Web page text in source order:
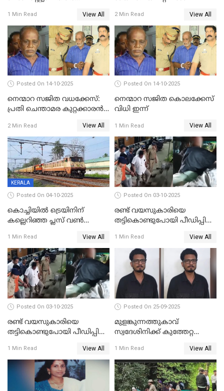
1 Min Read View All 2 Min Read View All
Posted On 14-10-2025
നെന്മാറ സജിത വധക്കേസ്:
പ്രതി ചെന്താമര കുറ്റക്കാരൻ,
നടത്തിയത്
ഇരട്ടക്കൊലപാതകം
2 Min Read View All
Posted On 14-10-2025
നെന്മാറ സജിത കൊലക്കേസ്
വിധി ഇന്ന്
1 Min Read View All
KERALA
Posted On 04-10-2025
കൊച്ചിയില്‍ ട്രെയിനിന്
കല്ലെറിഞ്ഞ പ്ലസ് വൺ
കല്ലേറിൽ അഗ്നിരക്ഷാസേന
ഉദ്യോഗസ്ഥന് പരിക്കേറ്റിരുന്നു
1 Min Read View All
Posted On 03-10-2025
രണ്ട് വയസുകാരിയെ
തട്ടികൊണ്ടുപോയി പീഡിപ്പിച്ച
തടവ്
1 Min Read View All
Posted On 03-10-2025
രണ്ട് വയസുകാരിയെ
തട്ടികൊണ്ടുപോയി പീഡിപ്പിച്ച
1 Min Read View All
Posted On 25-09-2025
മുളങ്കുന്നത്തുകാവ്
സ്വദേശിനിക്ക് കുത്തേറ്റ
ജോസഫ് പിടിയില്‍
1 Min Read View All